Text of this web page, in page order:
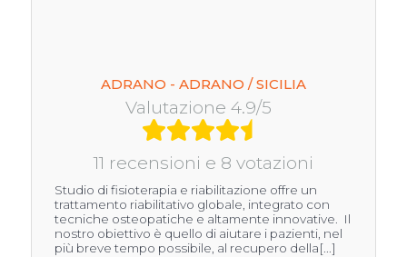
ADRANO - ADRANO / SICILIA
Valutazione 4.9/5
11 recensioni e 8 votazioni
Studio di fisioterapia e riabilitazione offre un
trattamento riabilitativo globale, integrato con
tecniche osteopatiche e altamente innovative. Il
nostro obiettivo è quello di aiutare i pazienti, nel
più breve tempo possibile, al recupero della[...]